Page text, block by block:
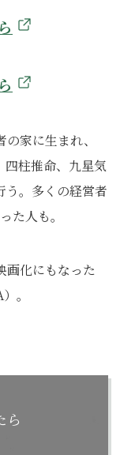
家に生まれ、
柱推命、九星気
う。多くの経営者
た人も。
画化にもなった
。
ら